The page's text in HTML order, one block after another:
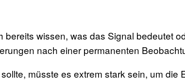
bereits wissen, was das Signal bedeutet
nach einer permanenten
müsste es extrem stark sein, um die